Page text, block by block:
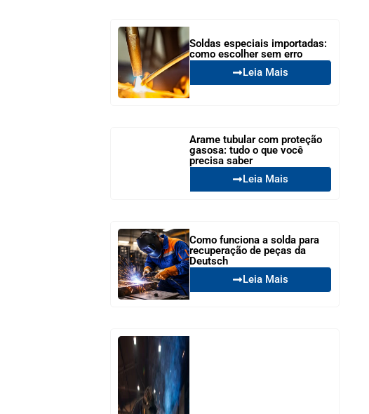
Soldas especiais importadas:
como escolher sem erro
Leia Mais
Arame tubular com proteção
gasosa: tudo o que você
precisa saber
Leia Mais
Como funciona a solda para
recuperação de peças da
Deutsch
Leia Mais